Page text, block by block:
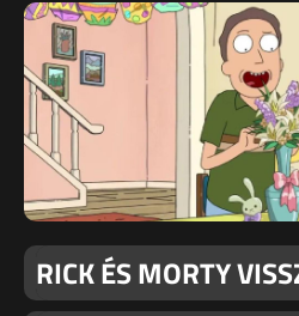
RICK ÉS MORTY